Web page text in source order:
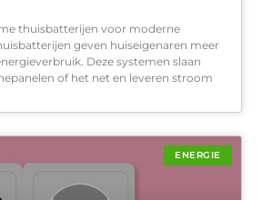
thuisbatterijen voor moderne
geven huiseigenaren meer
Deze systemen slaan
of het net en leveren stroom
ENERGIE